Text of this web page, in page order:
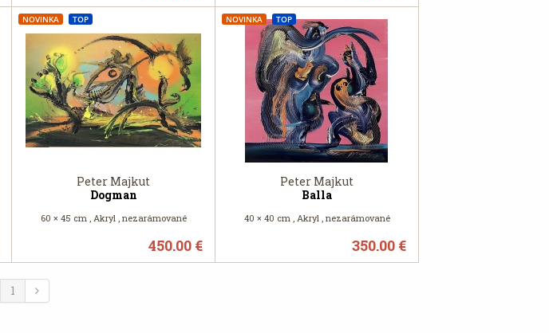
Peter Majkut
Dogman
60 × 45 cm , Akryl , nezarámované
450.00 €
NOVINKA TOP
Peter Majkut
Balla
40 × 40 cm , Akryl , nezarámované
350.00 €
NOVINKA TOP
1